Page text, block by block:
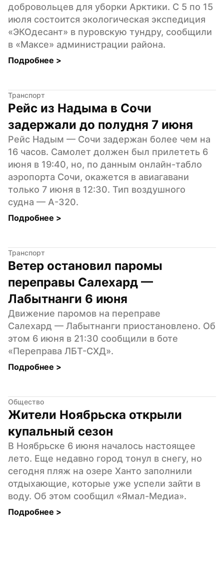
добровольцев для уборки Арктики. С 5 по 15
июля состоится экологическая экспедиция
«ЭКОдесант» в пуровскую тундру, сообщили
в «Максе» администрации района.
Подробнее >
Транспорт
Рейс из Надыма в Сочи
задержали до полудня 7 июня
Рейс Надым — Сочи задержан более чем на
16 часов. Самолет должен был прилететь 6
июня в 19:40, но, по данным онлайн-табло
аэропорта Сочи, окажется в авиагавани
только 7 июня в 12:30. Тип воздушного
судна — А-320.
Подробнее >
Транспорт
Ветер остановил паромы
переправы Салехард —
Лабытнанги 6 июня
Движение паромов на переправе
Салехард — Лабытнанги приостановлено. Об
этом 6 июня в 21:30 сообщили в боте
«Переправа ЛБТ-СХД».
Подробнее >
Общество
Жители Ноябрьска открыли
купальный сезон
В Ноябрьске 6 июня началось настоящее
лето. Еще недавно город тонул в снегу, но
сегодня пляж на озере Ханто заполнили
отдыхающие, которые уже успели зайти в
воду. Об этом сообщил «Ямал-Медиа».
Подробнее >